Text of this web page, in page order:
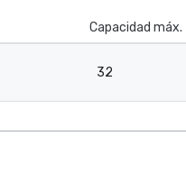
Capacidad máx.
32